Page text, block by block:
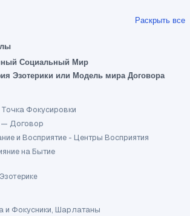
Раскрыть все
Социальный Мир
Эзотерики или Модель мира Договора
Фокусировки
— Договор
и Восприятие - Центры Восприятия
на Бытие
и Фокусники, Шарлатаны